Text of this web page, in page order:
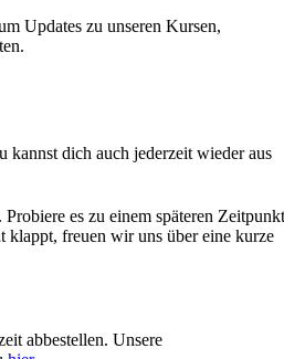
Updates zu unseren Kursen,
dich auch jederzeit wieder aus
es zu einem späteren
klappt, freuen wir uns über eine kurze
abbestellen. Unsere